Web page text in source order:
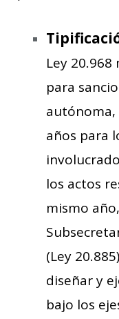
Ley
para
autónoma,
años para
los actos
mismo
(Ley
diseñar y
bajo los